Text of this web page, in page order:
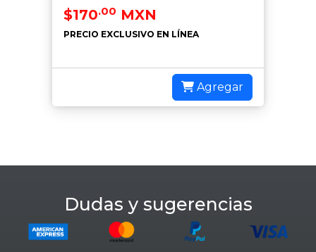
$170.00 MXN
PRECIO EXCLUSIVO EN LÍNEA
Agregar
Dudas y sugerencias